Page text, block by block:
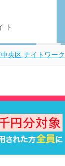
ト
央区,ナイトワーク